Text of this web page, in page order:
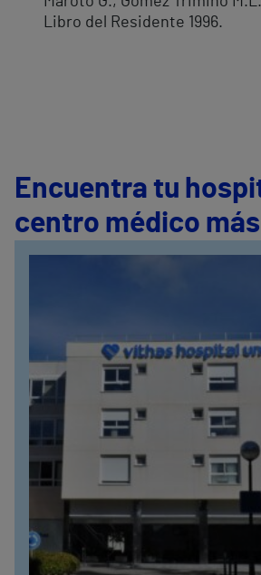
Libro del Residente 1996.
Encuentra tu
centro médico